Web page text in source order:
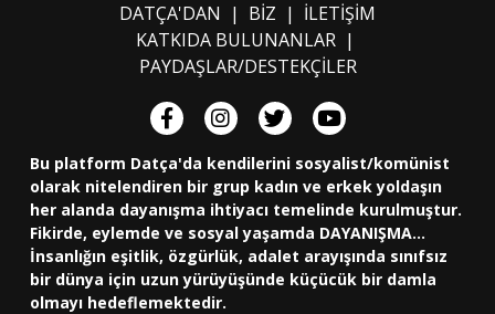
DATÇA'DAN | BİZ | İLETİŞİM
KATKIDA BULUNANLAR |
PAYDAŞLAR/DESTEKÇİLER
Bu platform Datça'da kendilerini sosyalist/komünist
olarak nitelendiren bir grup kadın ve erkek yoldaşın
her alanda dayanışma ihtiyacı temelinde kurulmuştur.
Fikirde, eylemde ve sosyal yaşamda DAYANIŞMA...
İnsanlığın eşitlik, özgürlük, adalet arayışında sınıfsız
bir dünya için uzun yürüyüşünde küçücük bir damla
olmayı hedeflemektedir.